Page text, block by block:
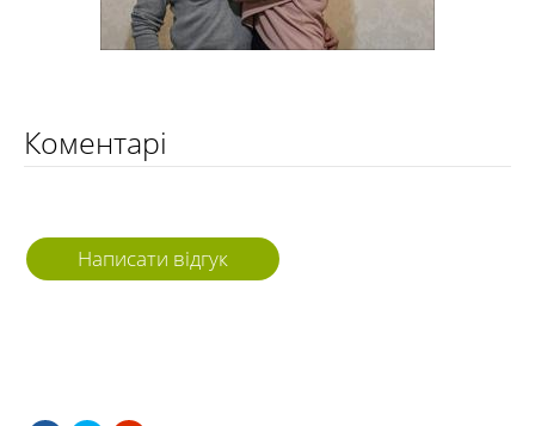
Коментарі
Написати відгук